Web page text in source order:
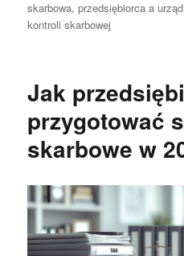
skarbowa,przedsiębiorca a
kontroli skarbowej
Jak
przygotować
skarbowe w